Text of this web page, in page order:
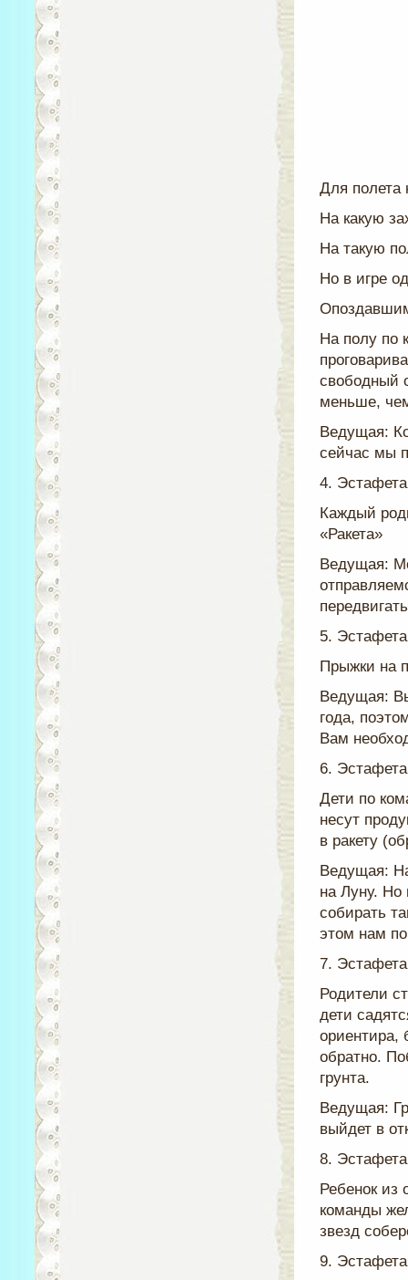
Для полета
На какую
На такую
Но в игре
На полу по
свободный
меньше,
Ведущая:
сейчас мы
4.
Каждый
«Ракета»
Ведущая:
5.
Прыжки на
Ведущая:
года,
Вам
6.
Дети по
несут
в ракету
Ведущая:
на Луну. Но
собирать
этом нам
7.
Родители
дети
ориентира,
обратно.
грунта.
Ведущая:
выйдет в
8.
Ребенок из
команды
звезд
9.